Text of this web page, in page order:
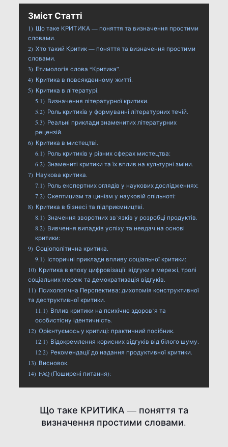
Зміст Статті
1) Що таке КРИТИКА — поняття та визначення простими
словами.
2) Хто такий Критик — поняття та визначення простими
словами.
3) Етимологія слова “Критика”.
4) Критика в повсякденному житті.
5) Критика в літературі.
5.1) Визначення літературної критики.
5.2) Роль критиків у формуванні літературних течій.
5.3) Реальні приклади знаменитих літературних
рецензій.
6) Критика в мистецтві.
6.1) Роль критиків у різних сферах мистецтва:
6.2) Знамениті критики та їх вплив на культурні зміни.
7) Наукова критика.
7.1) Роль експертних оглядів у наукових дослідженнях:
7.2) Скептицизм та цинізм у науковій спільноті:
8) Критика в бізнесі та підприємництві.
8.1) Значення зворотних зв’язків у розробці продуктів.
8.2) Вивчення випадків успіху та невдач на основі
критики:
9) Соціополітична критика.
9.1) Історичні приклади впливу соціальної критики:
10) Критика в епоху цифровізації: відгуки в мережі, тролі
соціальних мереж та демократизація відгуків.
11) Психологічна Перспектива: дихотомія конструктивної
та деструктивної критики.
11.1) Вплив критики на психічне здоров’я та
особистісну ідентичність.
12) Орієнтуємось у критиці: практичний посібник.
12.1) Відокремлення корисних відгуків від білого шуму.
12.2) Рекомендації до надання продуктивної критики.
13) Висновок.
14) FAQ (Поширені питання):
Що таке КРИТИКА — поняття та
визначення простими словами.